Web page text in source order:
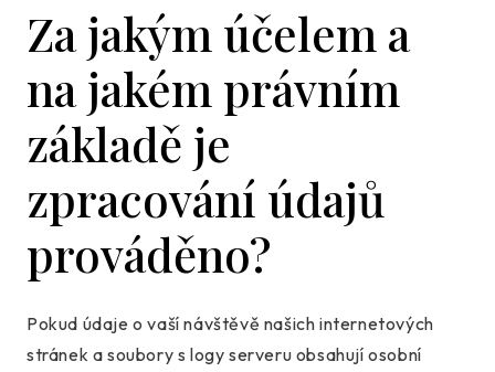
Za jakým účelem a
na jakém právním
základě je
zpracování údajů
prováděno?
Pokud údaje o vaší návštěvě našich internetových
stránek a soubory s logy serveru obsahují osobní